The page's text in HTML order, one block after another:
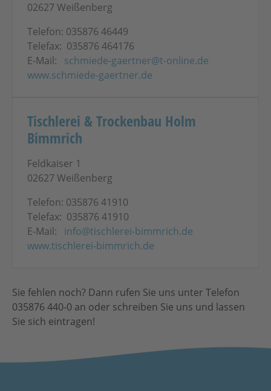
02627 Weißenberg
Telefon: 035876 46449
Telefax: 035876 464176
E-Mail: schmiede-gaertner@t-online.de
www.schmiede-gaertner.de
Tischlerei & Trockenbau Holm
Bimmrich
Feldkaiser 1
02627 Weißenberg
Telefon: 035876 41910
Telefax: 035876 41910
E-Mail: info@tischlerei-bimmrich.de
www.tischlerei-bimmrich.de
Sie fehlen noch? Dann rufen Sie uns unter Telefon
035876 440-0 an oder schreiben Sie uns und lassen
Sie sich eintragen!